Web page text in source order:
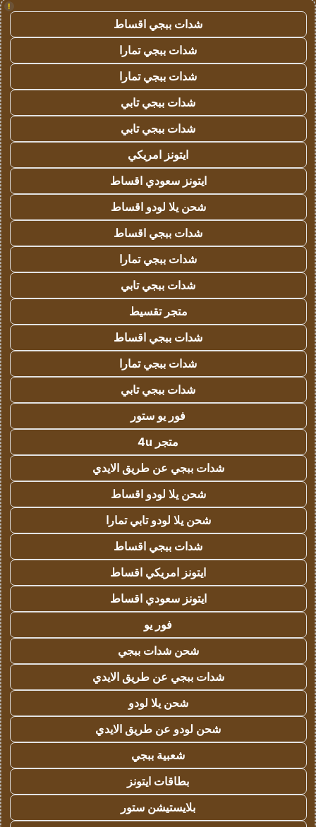
!
شدات ببجي اقساط
شدات ببجي تمارا
شدات ببجي تمارا
شدات ببجي تابي
شدات ببجي تابي
ايتونز امريكي
ايتونز سعودي اقساط
شحن يلا لودو اقساط
شدات ببجي اقساط
شدات ببجي تمارا
شدات ببجي تابي
متجر تقسيط
شدات ببجي اقساط
شدات ببجي تمارا
شدات ببجي تابي
فور يو ستور
متجر 4u
شدات ببجي عن طريق الايدي
شحن يلا لودو اقساط
شحن يلا لودو تابي تمارا
شدات ببجي اقساط
ايتونز امريكي اقساط
ايتونز سعودي اقساط
فور يو
شحن شدات ببجي
شدات ببجي عن طريق الايدي
شحن يلا لودو
شحن لودو عن طريق الايدي
شعبية ببجي
بطاقات ايتونز
بلايستيشن ستور